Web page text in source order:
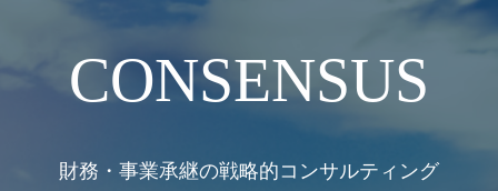
CONSENSUS
財務・事業承継の戦略的コンサルティング
型確定拠出年金制度導入